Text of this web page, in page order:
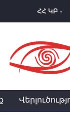
ՀՀ ԿԲ -